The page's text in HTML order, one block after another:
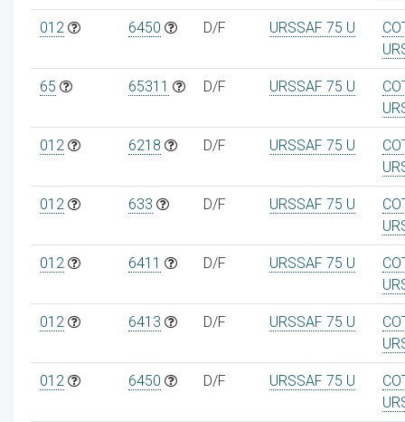
012 6450 D/F URSSAF 75 U
65 65311 D/F URSSAF 75 U
012 6218 D/F URSSAF 75 U
012 633 D/F URSSAF 75 U
012 6411 D/F URSSAF 75 U
012 6413 D/F URSSAF 75 U
012 6450 D/F URSSAF 75 U